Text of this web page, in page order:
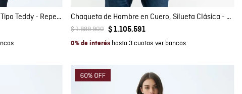
Chaqueta de Hombre en Cuero, Tipo Teddy - Repelente al Agua Chaqueta de Hombre en Cuero, Silueta Clásica - Acabado Repelente al Agua
$1.889.900 $ 1.105.591
0% de interéshasta 3 cuotas